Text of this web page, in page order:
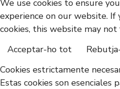
We use cookies to ensure
experience on our website.
cookies, this website may
Acceptar-ho tot
Cookies estrictamente
Estas cookies son esenciales